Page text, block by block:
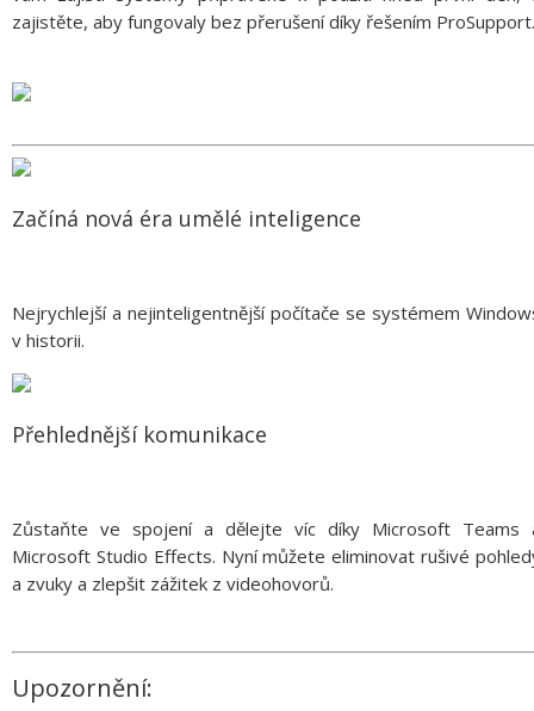
zajistěte, aby fungovaly bez přerušení díky řešením ProSupport.
Začíná nová éra umělé inteligence
Nejrychlejší a nejinteligentnější počítače se systémem
v historii.
Přehlednější komunikace
Zůstaňte ve spojení a dělejte víc díky Microsoft Teams
Microsoft Studio Effects. Nyní můžete eliminovat rušivé
a zvuky a zlepšit zážitek z videohovorů.
Upozornění: